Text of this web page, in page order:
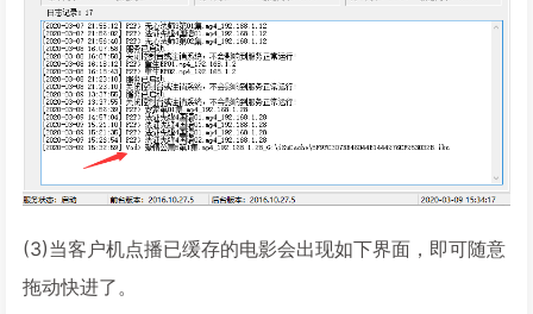
(3)当客户机点播已缓存的电影会出现如下界面，即可随意
拖动快进了。